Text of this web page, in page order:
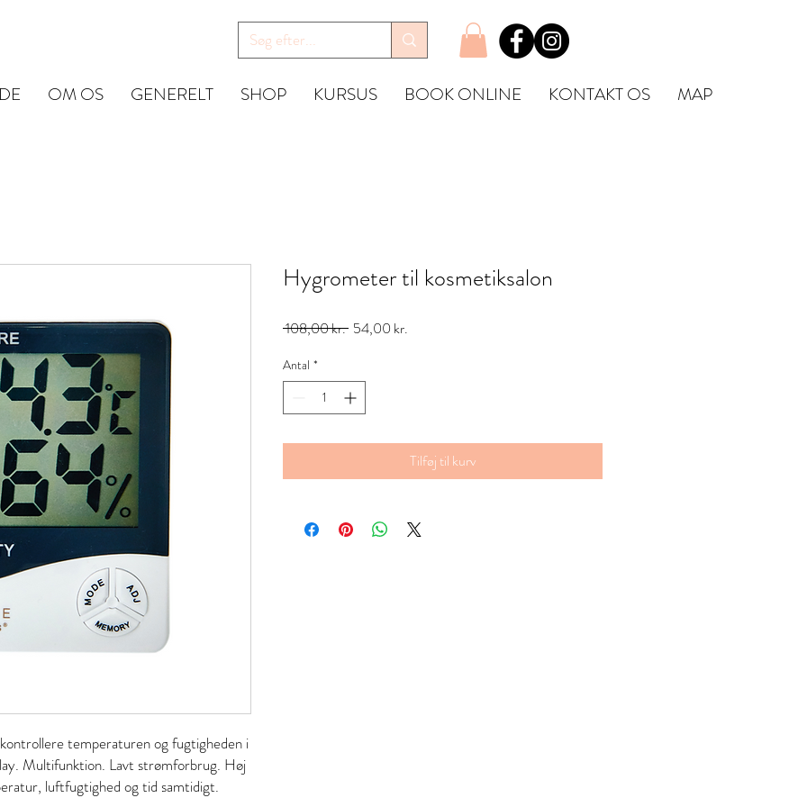
OM OS GENERELT SHOP KURSUS BOOK ONLINE KONTAKT OS MAP
temperaturen og fugtigheden i
Multifunktion. Lavt strømforbrug. Høj
luftfugtighed og tid samtidigt.
Hygrometer til kosmetiksalon
108,00 kr. Regulær
54,00 kr.
Antal *
Tilføj til kurv